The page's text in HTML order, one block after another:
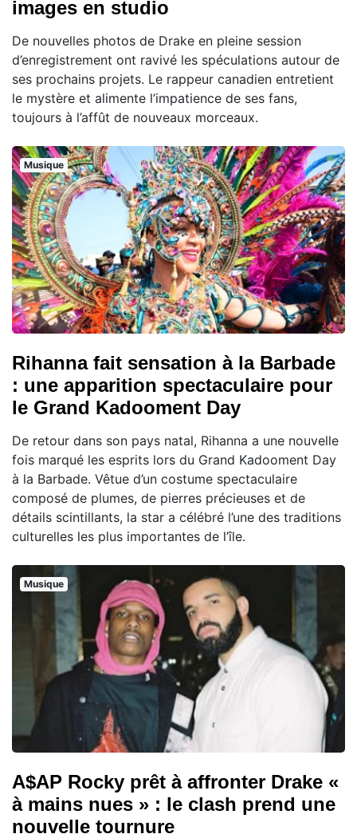
images en studio
De nouvelles photos de Drake en pleine session
d’enregistrement ont ravivé les spéculations autour de
ses prochains projets. Le rappeur canadien entretient
le mystère et alimente l’impatience de ses fans,
toujours à l’affût de nouveaux morceaux.
Musique
Rihanna fait sensation à la Barbade
: une apparition spectaculaire pour
le Grand Kadooment Day
De retour dans son pays natal, Rihanna a une nouvelle
fois marqué les esprits lors du Grand Kadooment Day
à la Barbade. Vêtue d’un costume spectaculaire
composé de plumes, de pierres précieuses et de
détails scintillants, la star a célébré l’une des traditions
culturelles les plus importantes de l’île.
Musique
A$AP Rocky prêt à affronter Drake «
à mains nues » : le clash prend une
nouvelle tournure